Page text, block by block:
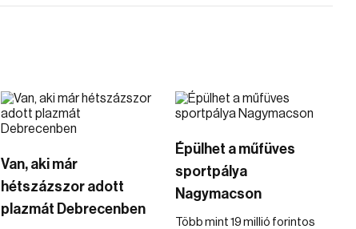
Van, aki már
hétszázszor adott
plazmát Debrecenben
Épülhet a műfüves
sportpálya
Nagymacson
Több mint 19 millió forintos